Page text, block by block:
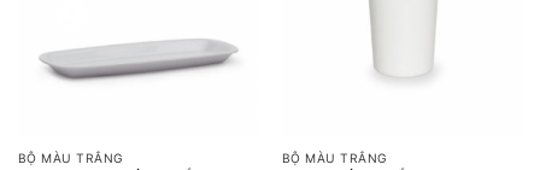
BỘ MÀU TRẮNG BỘ MÀU TRẮNG